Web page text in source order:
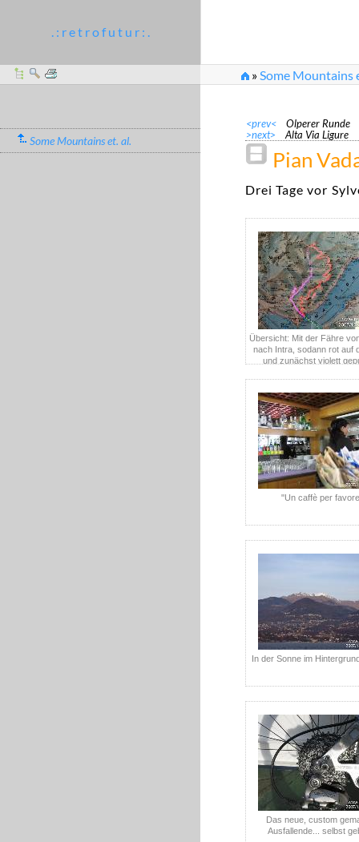
. : r e t r o f u t u r : .
»Some Mountains
Some Mountains et. al.
<prev< Olperer Runde
>next> Alta Via Ligure
Pian
Drei Tage vor
Übersicht: Mit der Fähre
nach Intra, sodann rot auf
und zunächst violett
abschliessend violett
locker durchrollen.
"Un caffè per
In der Sonne im
Das neue, custom
Ausfallende... selbst